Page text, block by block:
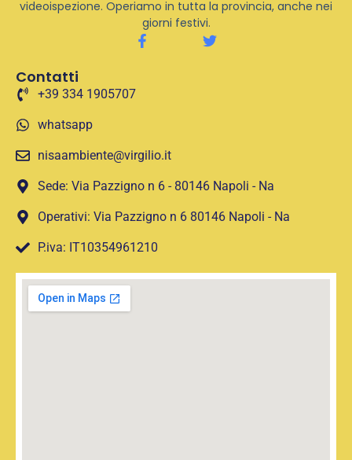
videoispezione. Operiamo in tutta la provincia, anche nei
giorni festivi.
Contatti
+39 334 1905707
whatsapp
nisaambiente@virgilio.it
Sede: Via Pazzigno n 6 - 80146 Napoli - Na
Operativi: Via Pazzigno n 6 80146 Napoli - Na
P.iva: IT10354961210